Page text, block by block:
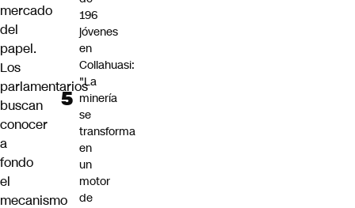
mercado
del
papel.
Los
parlamentarios
buscan
conocer
a
fondo
el
mecanismo
196
jóvenes
en
Collahuasi:
"La
minería
se
transforma
en
un
motor
de